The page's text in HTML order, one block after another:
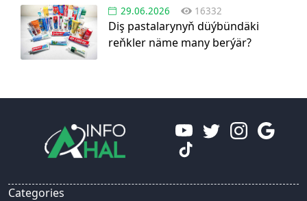
29.06.2026 16332
Diş pastalarynyň düýbündäki
reňkler näme many berýär?
Categories